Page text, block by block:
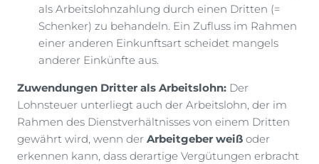
als Arbeitslohnzahlung durch einen Dritten (=
Schenker) zu behandeln. Ein Zufluss im Rahmen
einer anderen Einkunftsart scheidet mangels
anderer Einkünfte aus.
Zuwendungen Dritter als Arbeitslohn: Der
Lohnsteuer unterliegt auch der Arbeitslohn, der im
Rahmen des Dienstverhältnisses von einem Dritten
gewährt wird, wenn der Arbeitgeber weiß oder
erkennen kann, dass derartige Vergütungen erbracht